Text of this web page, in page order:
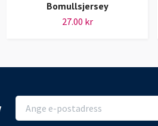
Bomullsjersey
27.00 kr